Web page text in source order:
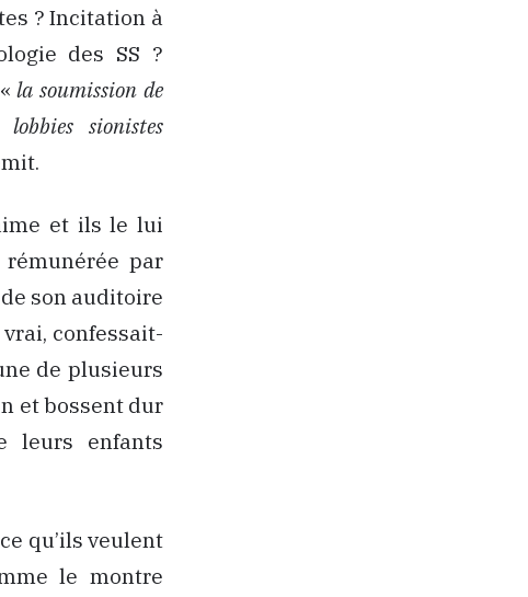
? Incitation à
des SS ?
la soumission de
sionistes
et ils le lui
par
son auditoire
confessait-
de plusieurs
et bossent dur
leurs enfants
qu’ils veulent
le montre